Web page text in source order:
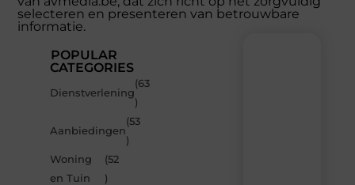
selecteren en presenteren van betrouwbare
informatie.
POPULAR
CATEGORIES
Dienstverlening
(63
)
Aanbiedingen
(53
)
Woning
en Tuin
(52
)